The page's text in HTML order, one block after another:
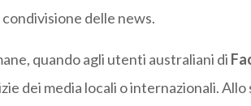
delle news.
quando agli utenti australiani di
dei media locali o internazionali.